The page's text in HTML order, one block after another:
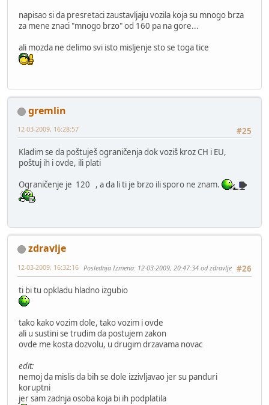
napisao si da presretaci zaustavljaju vozila koja su mnogo brza
za mene znaci "mnogo brzo" od 160 pa na gore...
ali mozda ne delimo svi isto misljenje sto se toga tice
gremlin
#25
12-03-2009, 16:28:57
Kladim se da poštuješ ograničenja dok voziš kroz CH i EU,
poštuj ih i ovde, ili plati
Ograničenje je 120 , a da li ti je brzo ili sporo ne znam.
zdravlje
#26
12-03-2009, 16:32:16 Poslednja Izmena: 12-03-2009, 20:47:34 od zdravlje
ti bi tu opkladu hladno izgubio
tako kako vozim dole, tako vozim i ovde
ali u sustini se trudim da postujem zakon
ovde me kosta dozvolu, u drugim drzavama novac
edit:
nemoj da mislis da bih se dole izzivljavao jer su panduri
koruptni
jer sam zadnja osoba koja bi ih podplatila